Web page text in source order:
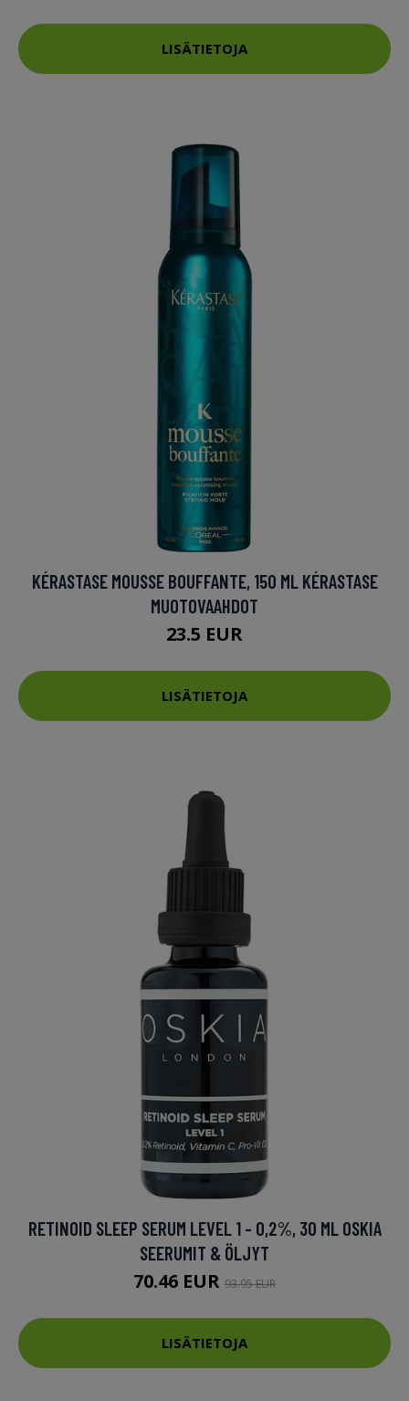
LISÄTIETOJA
KÉRASTASE MOUSSE BOUFFANTE, 150 ML KÉRASTASE
MUOTOVAAHDOT
23.5 EUR
LISÄTIETOJA
RETINOID SLEEP SERUM LEVEL 1 - 0,2%, 30 ML OSKIA
SEERUMIT & ÖLJYT
70.46 EUR 93.95 EUR
LISÄTIETOJA